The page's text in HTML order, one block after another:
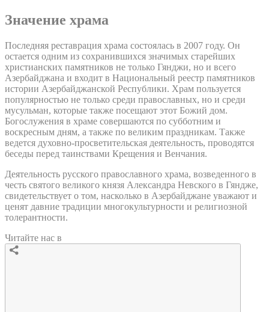
Значение храма
Последняя реставрация храма состоялась в 2007 году. Он
остается одним из сохранившихся значимых старейших
христианских памятников не только Гянджи, но и всего
Азербайджана и входит в Национальный реестр памятников
истории Азербайджанской Республики. Храм пользуется
популярностью не только среди православных, но и среди
мусульман, которые также посещают этот Божий дом.
Богослужения в храме совершаются по субботним и
воскресным дням, а также по великим праздникам. Также
ведется духовно-просветительская деятельность, проводятся
беседы перед таинствами Крещения и Венчания.
Деятельность русского православного храма, возведенного в
честь святого великого князя Александра Невского в Гяндже,
свидетельствует о том, насколько в Азербайджане уважают и
ценят давние традиции многокультурности и религиозной
толерантности.
Читайте нас в